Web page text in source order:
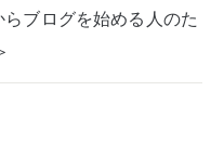
ブログを始める人のた